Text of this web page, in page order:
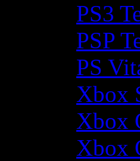
PS3
PSP
PS
Xbox
Xbox
Xbox